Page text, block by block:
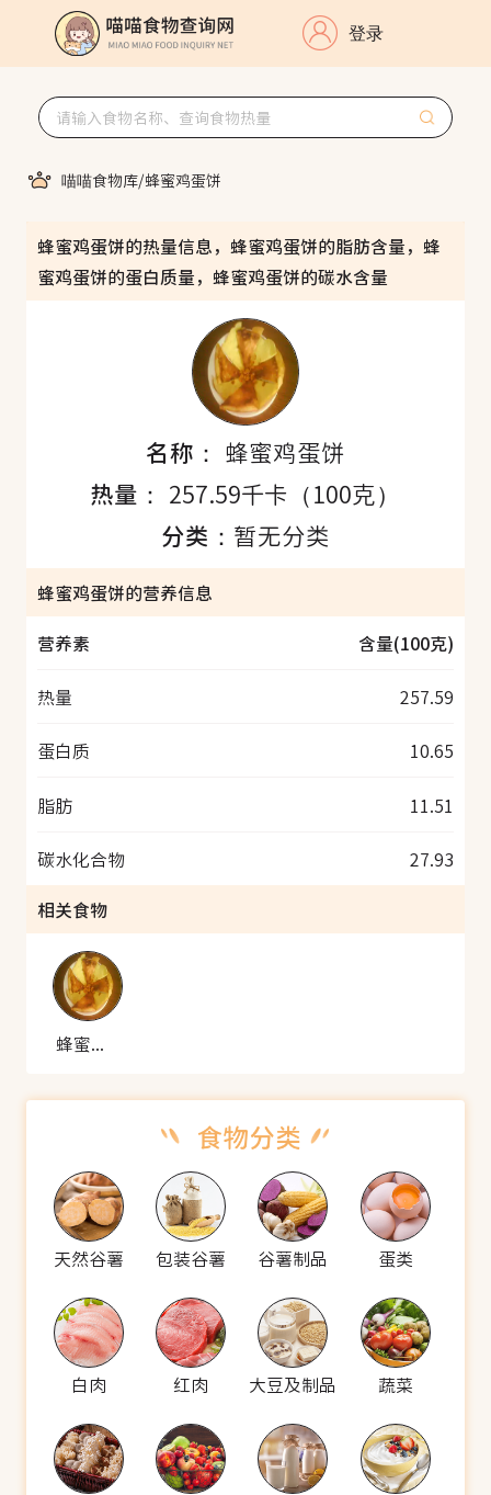
登录
喵喵食物库/蜂蜜鸡蛋饼
蜂蜜鸡蛋饼的热量信息，蜂蜜鸡蛋饼的脂肪含量，蜂
蜜鸡蛋饼的蛋白质量，蜂蜜鸡蛋饼的碳水含量
名称： 蜂蜜鸡蛋饼
热量： 257.59千卡（100克）
分类： 暂无分类
蜂蜜鸡蛋饼的营养信息
营养素
含量(100克)
热量 257.59
蛋白质 10.65
脂肪 11.51
碳水化合物
27.93
相关食物
蜂蜜鸡蛋饼
天然谷薯 包装谷薯 谷薯制品 蛋类
白肉 红肉 大豆及制品 蔬菜